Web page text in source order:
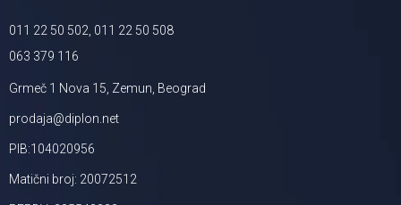
011 22 50 502, 011 22 50 508
063 379 116
Grmeč 1 Nova 15, Zemun, Beograd
prodaja@diplon.net
PIB:104020956
Matični broj: 20072512